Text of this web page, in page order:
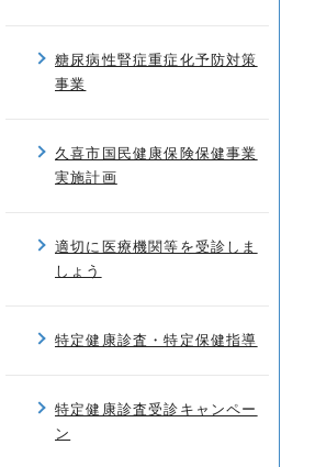
糖尿病性腎症重症化予防対策
事業
久喜市国民健康保険保健事業
実施計画
適切に医療機関等を受診しま
しょう
特定健康診査・特定保健指導
特定健康診査受診キャンペー
ン